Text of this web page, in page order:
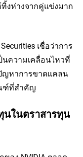
งห่างจากคู่แข่งมาก
เชื่อว่าการ
นความเคลื่อนไหวที่
ญหาการขาดแคลน
ฑ์ที่สำคัญ
นในตราสารทุน